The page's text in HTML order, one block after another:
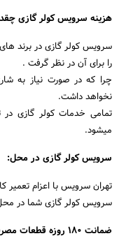
هزینه سرویس کولر گازی
سرویس کولر گازی در برند
را برای آن در نظر گرفت .
چرا که در صورت نیاز به
نخواهد داشت.
تمامی خدمات کولر گازی
میشود.
سرویس کولر گازی در محل:
تهران سرویس با اعزام تعمیر
سرویس کولر گازی شما در
ضمانت 180 روزه قطعات مصرفی: